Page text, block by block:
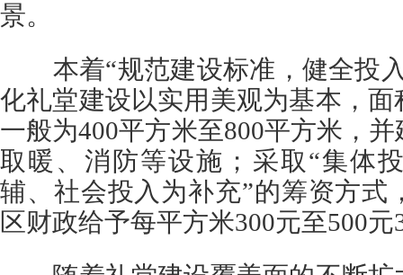
景。
本着“规范建设标准，健全投入
化礼堂建设以实用美观为基本，
一般为400平方米至800平方米，
取暖、消防等设施；采取“集体
辅、社会投入为补充”的筹资方式
区财政给予每平方米300元至500